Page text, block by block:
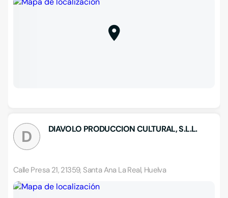
D DIAVOLO PRODUCCION CULTURAL, S.L.L.
Calle Presa 21, 21359, Santa Ana La Real, Huelva